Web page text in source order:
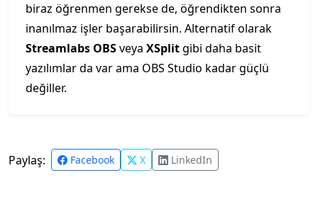
biraz öğrenmen gerekse de, öğrendikten sonra
inanılmaz işler başarabilirsin. Alternatif olarak
Streamlabs OBSveya XSplitgibi daha basit
yazılımlar da var ama OBS Studio kadar güçlü
değiller.
Paylaş: Facebook X LinkedIn